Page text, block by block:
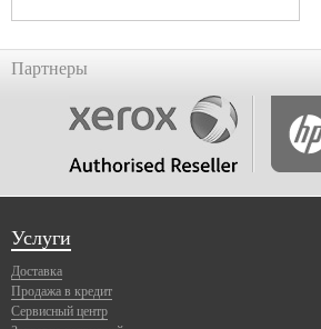
Партнеры
Услуги
Доставка
Продажа в кредит
Сервисный центр